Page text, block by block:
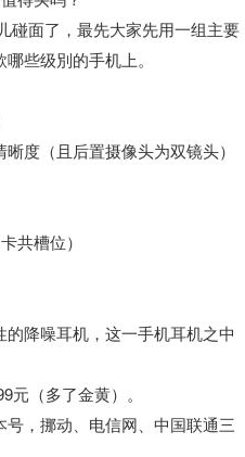
碰面了，最先大家先用一组主要
些级別的手机上。
度（且后置摄像头为双镜头）
共槽位）
降噪耳机，这一手机耳机之中
元（多了金黄）。
，挪动、电信网、中国联通三